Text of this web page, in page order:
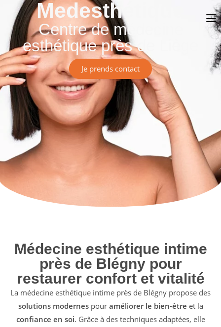
Medesthétique
Centre de médecine
esthétique près de Liège
Je prends contact
Médecine esthétique intime
près de Blégny pour
restaurer confort et vitalité
La médecine esthétique intime près de Blégny propose des
solutions modernespour améliorer le bien-être et la
confiance en soi. Grâce à des techniques adaptées, elle